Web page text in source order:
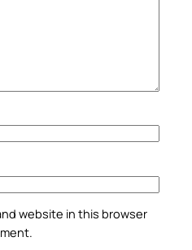
website in this browser